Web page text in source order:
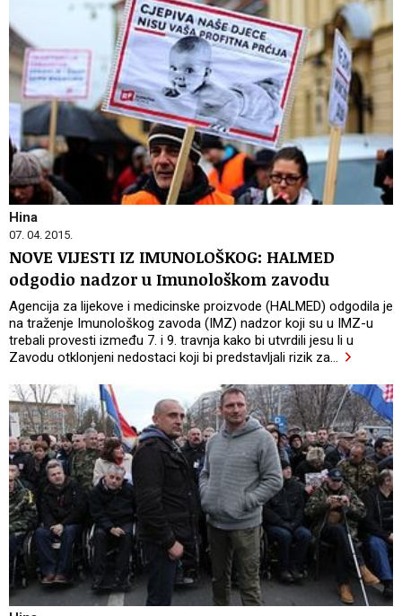
Hina
07. 04. 2015.
NOVE VIJESTI IZ IMUNOLOŠKOG: HALMED
odgodio nadzor u Imunološkom zavodu
Agencija za lijekove i medicinske proizvode (HALMED) odgodila je
na traženje Imunološkog zavoda (IMZ) nadzor koji su u IMZ-u
trebali provesti između 7. i 9. travnja kako bi utvrdili jesu li u
Zavodu otklonjeni nedostaci koji bi predstavljali rizik za…